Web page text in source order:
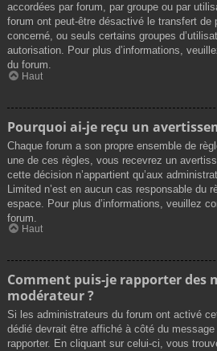
accordées par forum, par groupe ou par
forum ont peut-être désactivé le transfert de
concerné, ou seuls certains groupes
autorisation. Pour plus d’informations,
du forum.
Haut
Pourquoi ai-je reçu un
Chaque forum a son propre ensemble de
une de ces règles, vous recevrez un
cette décision n’appartient qu’aux
Limited n’est en aucun cas responsable du
espace. Pour plus d’informations, veuillez
forum.
Haut
Comment puis-je rapporter des
modérateur ?
Si les administrateurs du forum ont activé
dédié devrait être affiché à côté du
rapporter. En cliquant sur celui-ci, vous